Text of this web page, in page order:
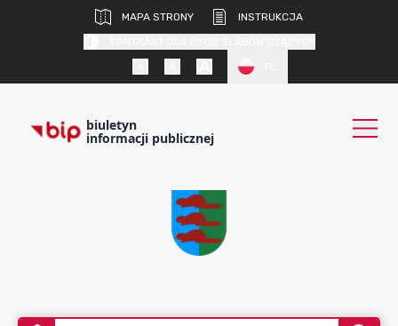
MAPA STRONY
INSTRUKCJA
biuletyn
informacji publicznej